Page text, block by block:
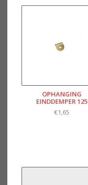
OPHANGING
EINDDEMPER 125
€1,65